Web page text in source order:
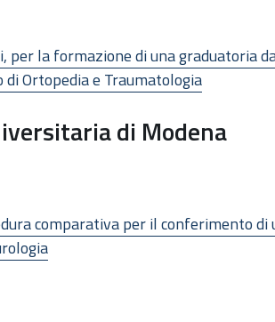
per la formazione di una
Ortopedia e Traumatologia
di Modena
comparativa per il conferimento